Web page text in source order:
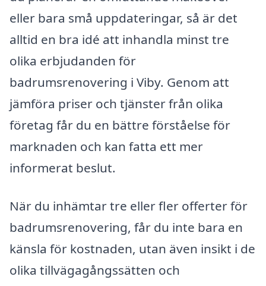
eller bara små uppdateringar, så är det
alltid en bra idé att inhandla minst tre
olika erbjudanden för
badrumsrenovering i Viby. Genom att
jämföra priser och tjänster från olika
företag får du en bättre förståelse för
marknaden och kan fatta ett mer
informerat beslut.
När du inhämtar tre eller fler offerter för
badrumsrenovering, får du inte bara en
känsla för kostnaden, utan även insikt i de
olika tillvägagångssätten och